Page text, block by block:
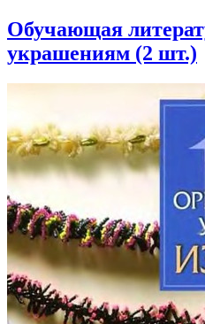
Обучающая
украшениям (2 шт.)